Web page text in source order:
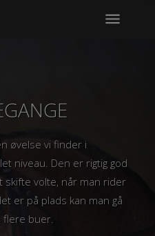
menu
øvelse vi finder i
niveau. Den er rigtig god
volte, når man rider
er på plads kan man gå
flere buer.